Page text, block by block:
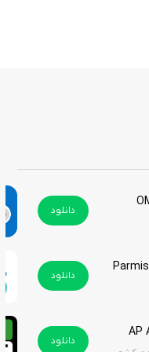
دانلود
دانلود
دانلود